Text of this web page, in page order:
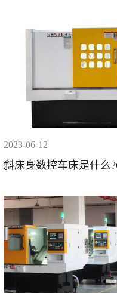
2023-06-12
斜床身数控车床是什么